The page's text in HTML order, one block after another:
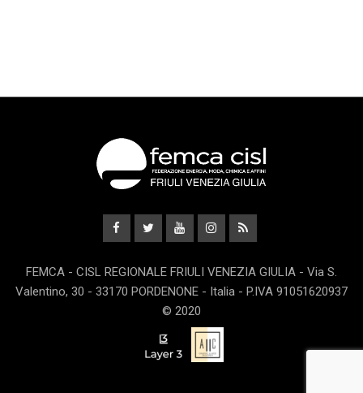
FEMCA - CISL REGIONALE FRIULI VENEZIA GIULIA - Via S.
Valentino, 30 - 33170 PORDENONE - Italia - P.IVA 91051620937
© 2020